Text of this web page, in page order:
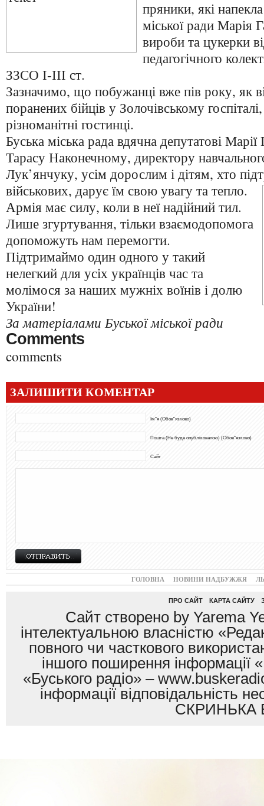
пряники, які
міської ради Марія
вироби та цукерки
педагогічного
ЗЗСО І-ІІІ ст.
Зазначимо, що побужанці вже пів року, як
поранених бійців у Золочівському
різноманітні гостинці.
Буська міська рада вдячна депутатові Марії
Тарасу Наконечному, директору
Лук’янчуку, усім дорослим і дітям, хто
військових, дарує їм свою увагу та тепло.
Армія має силу, коли в неї надійний тил.
Лише згуртування, тільки взаємодопомога
допоможуть нам перемогти.
Підтримаймо один одного у такий
нелегкий для усіх українців час та
молімося за наших мужніх воїнів і долю
України!
За матеріалами Буської міської ради
Comments
comments
ЗАЛИШИТИ КОМЕНТАР
Ім"я (Обов"язково)
Пошта (Не буде опублікованою) (Обов"язково)
Сайт
ГОЛОВНА НОВИНИ НАДБУЖЖЯ
ПРО САЙТ КАРТА САЙТУ
Сайт створено by Yarema
інтелектуальною власністю
повного чи часткового
іншого поширення інформації
«Буського радіо» –
інформації
СКРИНЬКА